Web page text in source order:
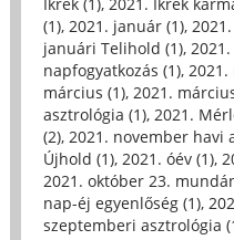
(1), 2021. január (1),
januári Telihold (1),
napfogyatkozás (1), 2021.
március (1), 2021.
asztrológia (1), 2021.
(2), 2021. november havi
Újhold (1), 2021. óév (1),
2021. október 23.
nap-éj egyenlőség (1),
szeptemberi asztrológia